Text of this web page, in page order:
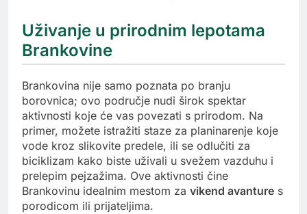
Uživanje u prirodnim lepotama
Brankovine
Brankovina nije samo poznata po branju
borovnica; ovo područje nudi širok spektar
aktivnosti koje će vas povezati s prirodom. Na
primer, možete istražiti staze za planinarenje koje
vode kroz slikovite predele, ili se odlučiti za
biciklizam kako biste uživali u svežem vazduhu i
prelepim pejzažima. Ove aktivnosti čine
Brankovinu idealnim mestom za vikend avanture s
porodicom ili prijateljima.